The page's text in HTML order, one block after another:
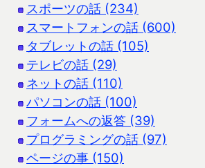
スポーツの話 (234)
スマートフォンの話 (600)
タブレットの話 (105)
テレビの話 (29)
ネットの話 (110)
パソコンの話 (100)
フォームへの返答 (39)
プログラミングの話 (97)
ページの事 (150)